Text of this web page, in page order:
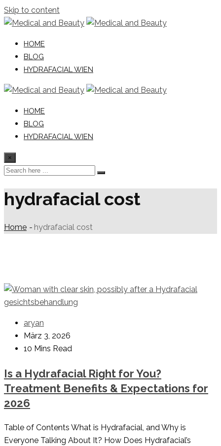
Skip to content
HOME
BLOG
HYDRAFACIAL WIEN
HOME
BLOG
HYDRAFACIAL WIEN
×
hydrafacial cost
Home - hydrafacial cost
aryan
März 3, 2026
10 Mins Read
Is a Hydrafacial Right for You?
Treatment Benefits & Expectations for
2026
Table of Contents What is Hydrafacial, and Why is
Everyone Talking About It? How Does Hydrafacial’s